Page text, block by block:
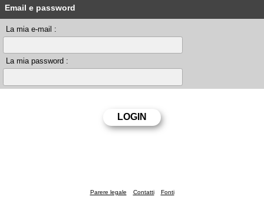
Email e password
La mia e-mail :
La mia password :
Parere legale Contatti Fonti